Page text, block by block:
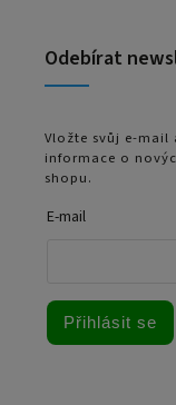
Odebírat
Vložte svůj e-mail
informace o
shopu.
E-mail
Přihlásit se